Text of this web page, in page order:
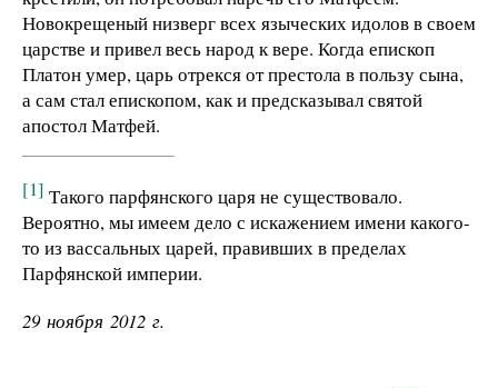
Новокрещеный низверг всех языческих идолов в своем
царстве и привел весь народ к вере. Когда епископ
Платон умер, царь отрекся от престола в пользу сына,
а сам стал епископом, как и предсказывал святой
апостол Матфей.
[1] Такого парфянского царя не существовало.
Вероятно, мы имеем дело с искажением имени какого-
то из вассальных царей, правивших в пределах
Парфянской империи.
29 ноября 2012 г.